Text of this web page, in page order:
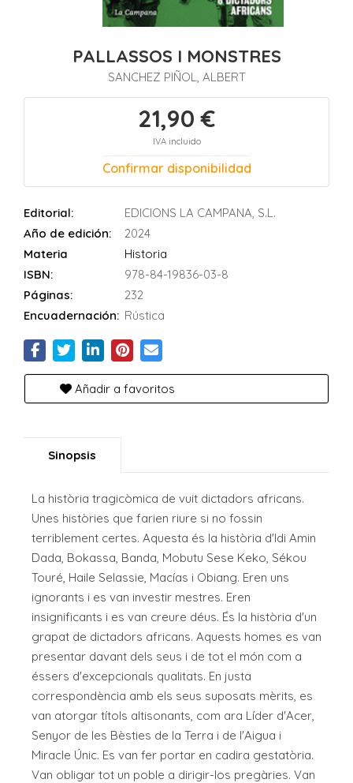
PALLASSOS I MONSTRES
SANCHEZ PIÑOL, ALBERT
21,90 €
IVA incluido
Confirmar disponibilidad
Editorial:
EDICIONS LA CAMPANA, S.L.
Año de edición:
2024
Materia
Historia
ISBN:
978-84-19836-03-8
Páginas:
232
Encuadernación: Rústica
Añadir a favoritos
Sinopsis
La història tragicòmica de vuit dictadors africans.
Unes històries que farien riure si no fossin
terriblement certes. Aquesta és la història d'Idi Amin
Dada, Bokassa, Banda, Mobutu Sese Keko, Sékou
Touré, Haile Selassie, Macías i Obiang. Eren uns
ignorants i es van investir mestres. Eren
insignificants i es van creure déus. És la història d'un
grapat de dictadors africans. Aquests homes es van
presentar davant dels seus i de tot el món com a
éssers d'excepcionals qualitats. En justa
correspondència amb els seus suposats mèrits, es
van atorgar títols altisonants, com ara Líder d'Acer,
Senyor de les Bèsties de la Terra i de l'Aigua i
Miracle Únic. Es van fer portar en cadira gestatòria.
Van obligar tot un poble a dirigir-los pregàries. Van